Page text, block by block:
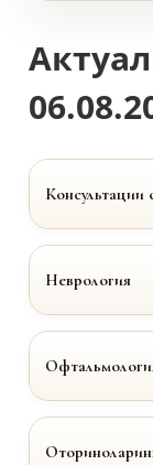
Консультации
Неврология